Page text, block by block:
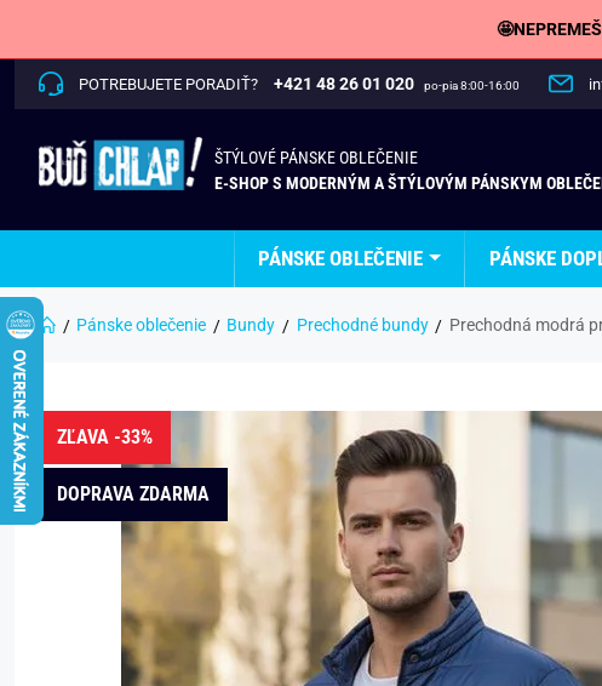
POTREBUJETE PORADIŤ? +421 48 26 01 020 po-pia 8:00-16:00
ŠTÝLOVÉ PÁNSKE OBLEČENIE
E-SHOP S MODERNÝM A ŠTÝLOVÝM PÁNSKYM
PÁNSKE OBLEČENIE PÁNSKE
Pánske oblečenie Bundy Prechodné bundy Prechodná modrá
ZĽAVA -33%
DOPRAVA ZDARMA